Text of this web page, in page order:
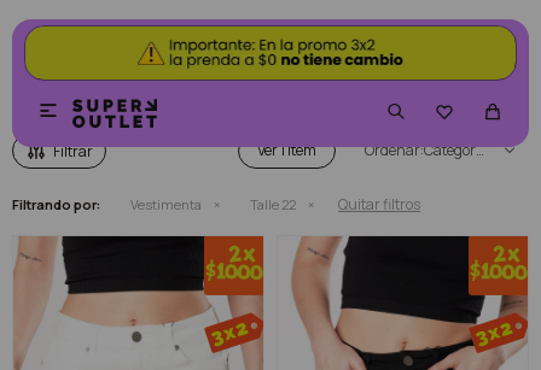


Ver Categoría
Filtrando por: Vestimenta Talle 22 Quitar filtros